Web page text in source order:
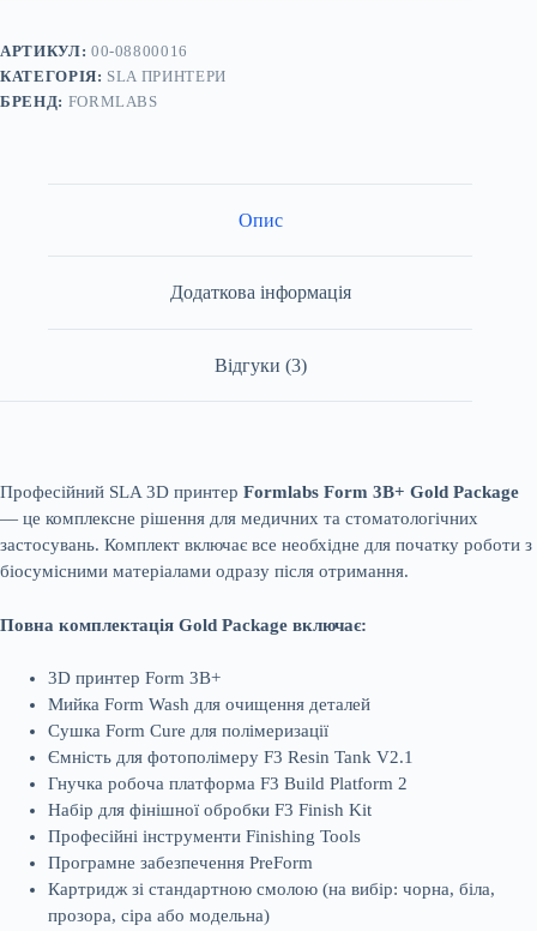
кількість
АРТИКУЛ: 00-08800016
КАТЕГОРІЯ: SLA ПРИНТЕРИ
БРЕНД: FORMLABS
Опис
Додаткова інформація
Відгуки (3)
Професійний SLA 3D принтер Formlabs Form 3B+ Gold Package
— це комплексне рішення для медичних та стоматологічних
застосувань. Комплект включає все необхідне для початку роботи з
біосумісними матеріалами одразу після отримання.
Повна комплектація Gold Package включає:
3D принтер Form 3B+
Мийка Form Wash для очищення деталей
Сушка Form Cure для полімеризації
Ємність для фотополімеру F3 Resin Tank V2.1
Гнучка робоча платформа F3 Build Platform 2
Набір для фінішної обробки F3 Finish Kit
Професійні інструменти Finishing Tools
Програмне забезпечення PreForm
Картридж зі стандартною смолою (на вибір: чорна, біла,
прозора, сіра або модельна)